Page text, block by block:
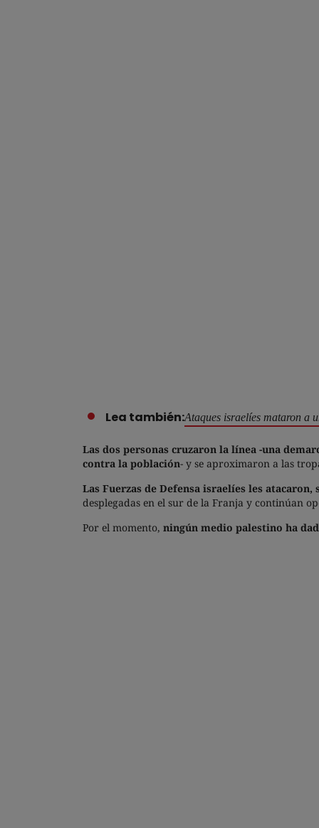
Lea también:Ataques israelíes mataron a
Las dos personas cruzaron la línea -una
contra la población- y se aproximaron a las
Las Fuerzas de Defensa israelíes les
desplegadas en el sur de la Franja y continúan
Por el momento, ningún medio palestino ha